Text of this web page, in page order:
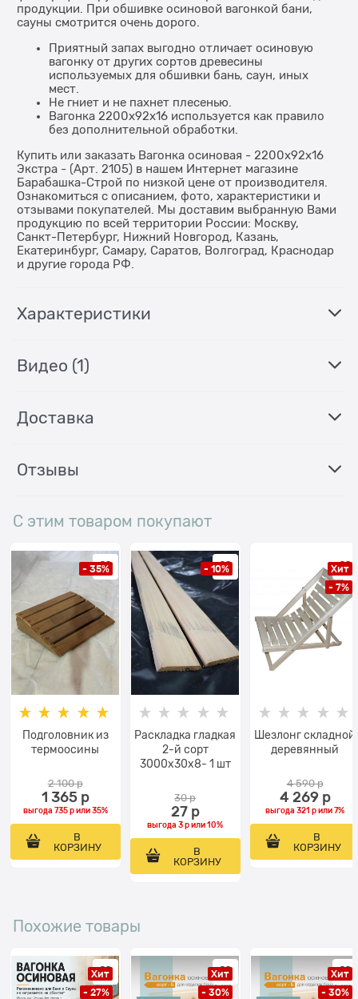
продукции. При обшивке осиновой вагонкой бани,
сауны смотрится очень дорого.
Приятный запах выгодно отличает осиновую
вагонку от других сортов древесины
используемых для обшивки бань, саун, иных
мест.
Не гниет и не пахнет плесенью.
Вагонка 2200x92x16 используется как правило
без дополнительной обработки.
Купить или заказать Вагонка осиновая - 2200x92x16
Экстра - (Арт. 2105) в нашем Интернет магазине
Барабашка-Строй по низкой цене от производителя.
Ознакомиться с описанием, фото, характеристики и
отзывами покупателей. Мы доставим выбранную Вами
продукцию по всей территории России: Москву,
Санкт-Петербург, Нижний Новгород, Казань,
Екатеринбург, Самару, Саратов, Волгоград, Краснодар
и другие города РФ.
Характеристики
Видео (1)
Доставка
Отзывы
С этим товаром покупают
- 35%
Подголовник из
термоосины
2 100 р
1 365 р
выгода 735 рили35%
В
КОРЗИНУ
- 10%
Раскладка гладкая
2-й сорт
3000x30x8- 1 шт
30 р
27 р
выгода3 рили10%
В
КОРЗИНУ
Хит
- 7%
Шезлонг складной
деревянный
4 590 р
4 269 р
выгода321 рили7%
В
КОРЗИНУ
Похожие товары
Хит
- 27%
Хит
- 30%
Хит
- 30%